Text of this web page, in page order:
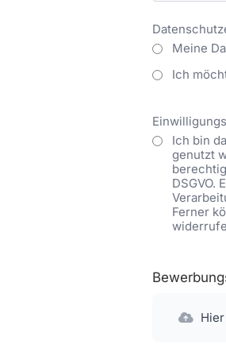
Meine
Ich
Ich bin
genutzt
DSGVO.
Ferner